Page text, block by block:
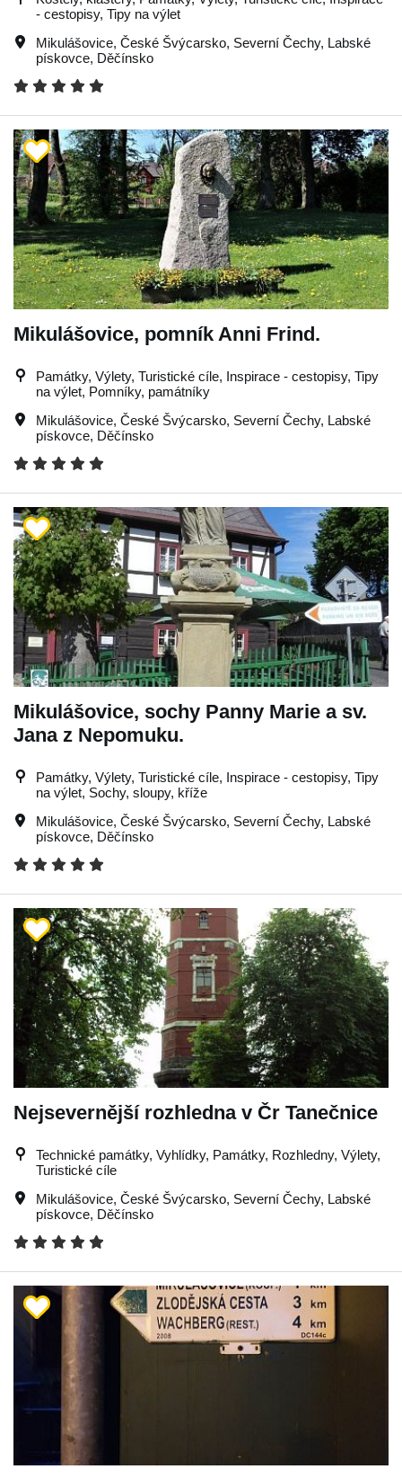
- cestopisy, Tipy na výlet
Mikulášovice, České Švýcarsko, Severní Čechy, Labské
pískovce, Děčínsko
Mikulášovice, pomník Anni Frind.
Památky, Výlety, Turistické cíle, Inspirace - cestopisy, Tipy
na výlet, Pomníky, památníky
Mikulášovice, České Švýcarsko, Severní Čechy, Labské
pískovce, Děčínsko
Mikulášovice, sochy Panny Marie a sv.
Jana z Nepomuku.
Památky, Výlety, Turistické cíle, Inspirace - cestopisy, Tipy
na výlet, Sochy, sloupy, kříže
Mikulášovice, České Švýcarsko, Severní Čechy, Labské
pískovce, Děčínsko
Nejsevernější rozhledna v Čr Tanečnice
Technické památky, Vyhlídky, Památky, Rozhledny, Výlety,
Turistické cíle
Mikulášovice, České Švýcarsko, Severní Čechy, Labské
pískovce, Děčínsko